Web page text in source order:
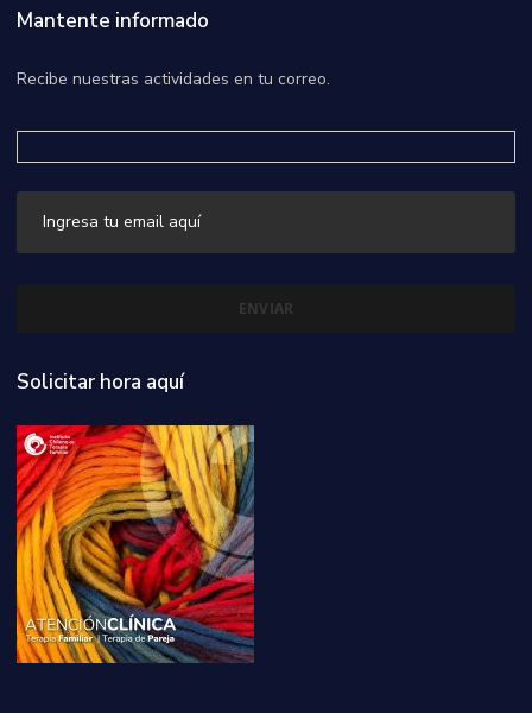
Mantente informado
Recibe nuestras actividades en tu correo.
Solicitar hora aquí